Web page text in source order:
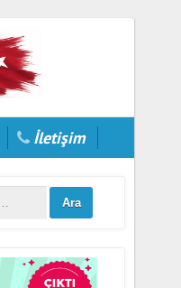
İletişim